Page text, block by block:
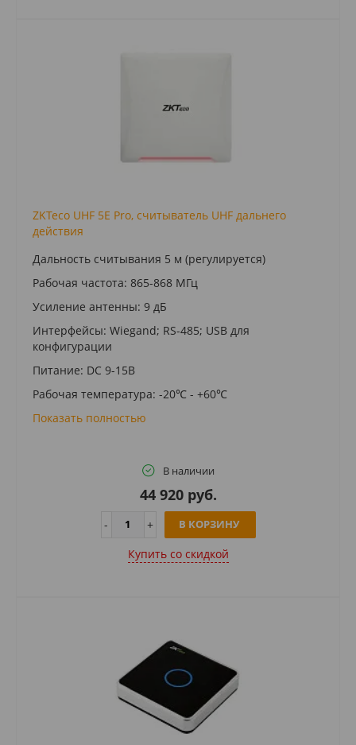
ZKTeco UHF 5E Pro, считыватель UHF дальнего
действия
Дальность считывания 5 м (регулируется)
Рабочая частота: 865-868 МГц
Усиление антенны: 9 дБ
Интерфейсы: Wiegand; RS-485; USB для
конфигурации
Питание: DC 9-15В
Рабочая температура: -20℃ - +60℃
Показать полностью
В наличии
44 920 руб.
В КОРЗИНУ
Купить cо скидкой